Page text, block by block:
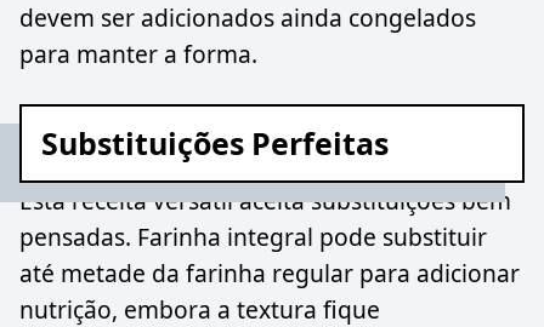
devem ser adicionados ainda congelados
para manter a forma.
Substituições Perfeitas
Esta receita versátil aceita substituições bem
pensadas. Farinha integral pode substituir
até metade da farinha regular para adicionar
nutrição, embora a textura fique